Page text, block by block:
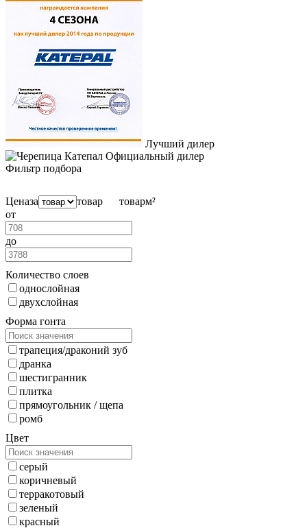
Лучший дилер
Официальный дилер
Фильтр подбора
Ценаза товар товарм²
от
до
Количество слоев
однослойная
двухслойная
Форма гонта
трапеция/драконий зуб
дранка
шестигранник
плитка
прямоугольник / щепа
ромб
Цвет
серый
коричневый
терракотовый
зеленый
красный